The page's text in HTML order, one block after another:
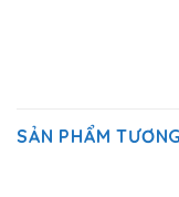
SẢN PHẨM